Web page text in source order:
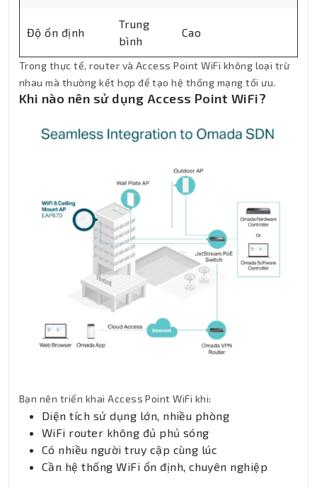
Độ ổn định
Trung
bình
Cao
Trong thực tế, router và Access Point WiFi không loại trừ
nhau mà thường kết hợp để tạo hệ thống mạng tối ưu.
Khi nào nên sử dụng Access Point WiFi?
Bạn nên triển khai Access Point WiFi khi:
Diện tích sử dụng lớn, nhiều phòng
WiFi router không đủ phủ sóng
Có nhiều người truy cập cùng lúc
Cần hệ thống WiFi ổn định, chuyên nghiệp